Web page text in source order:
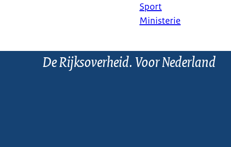
Sport
Ministerie
De Rijksoverheid. Voor Nederland